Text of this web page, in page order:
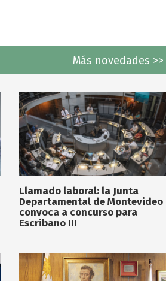
Más novedades >>
Llamado laboral: la Junta
Departamental de Montevideo
convoca a concurso para
Escribano III